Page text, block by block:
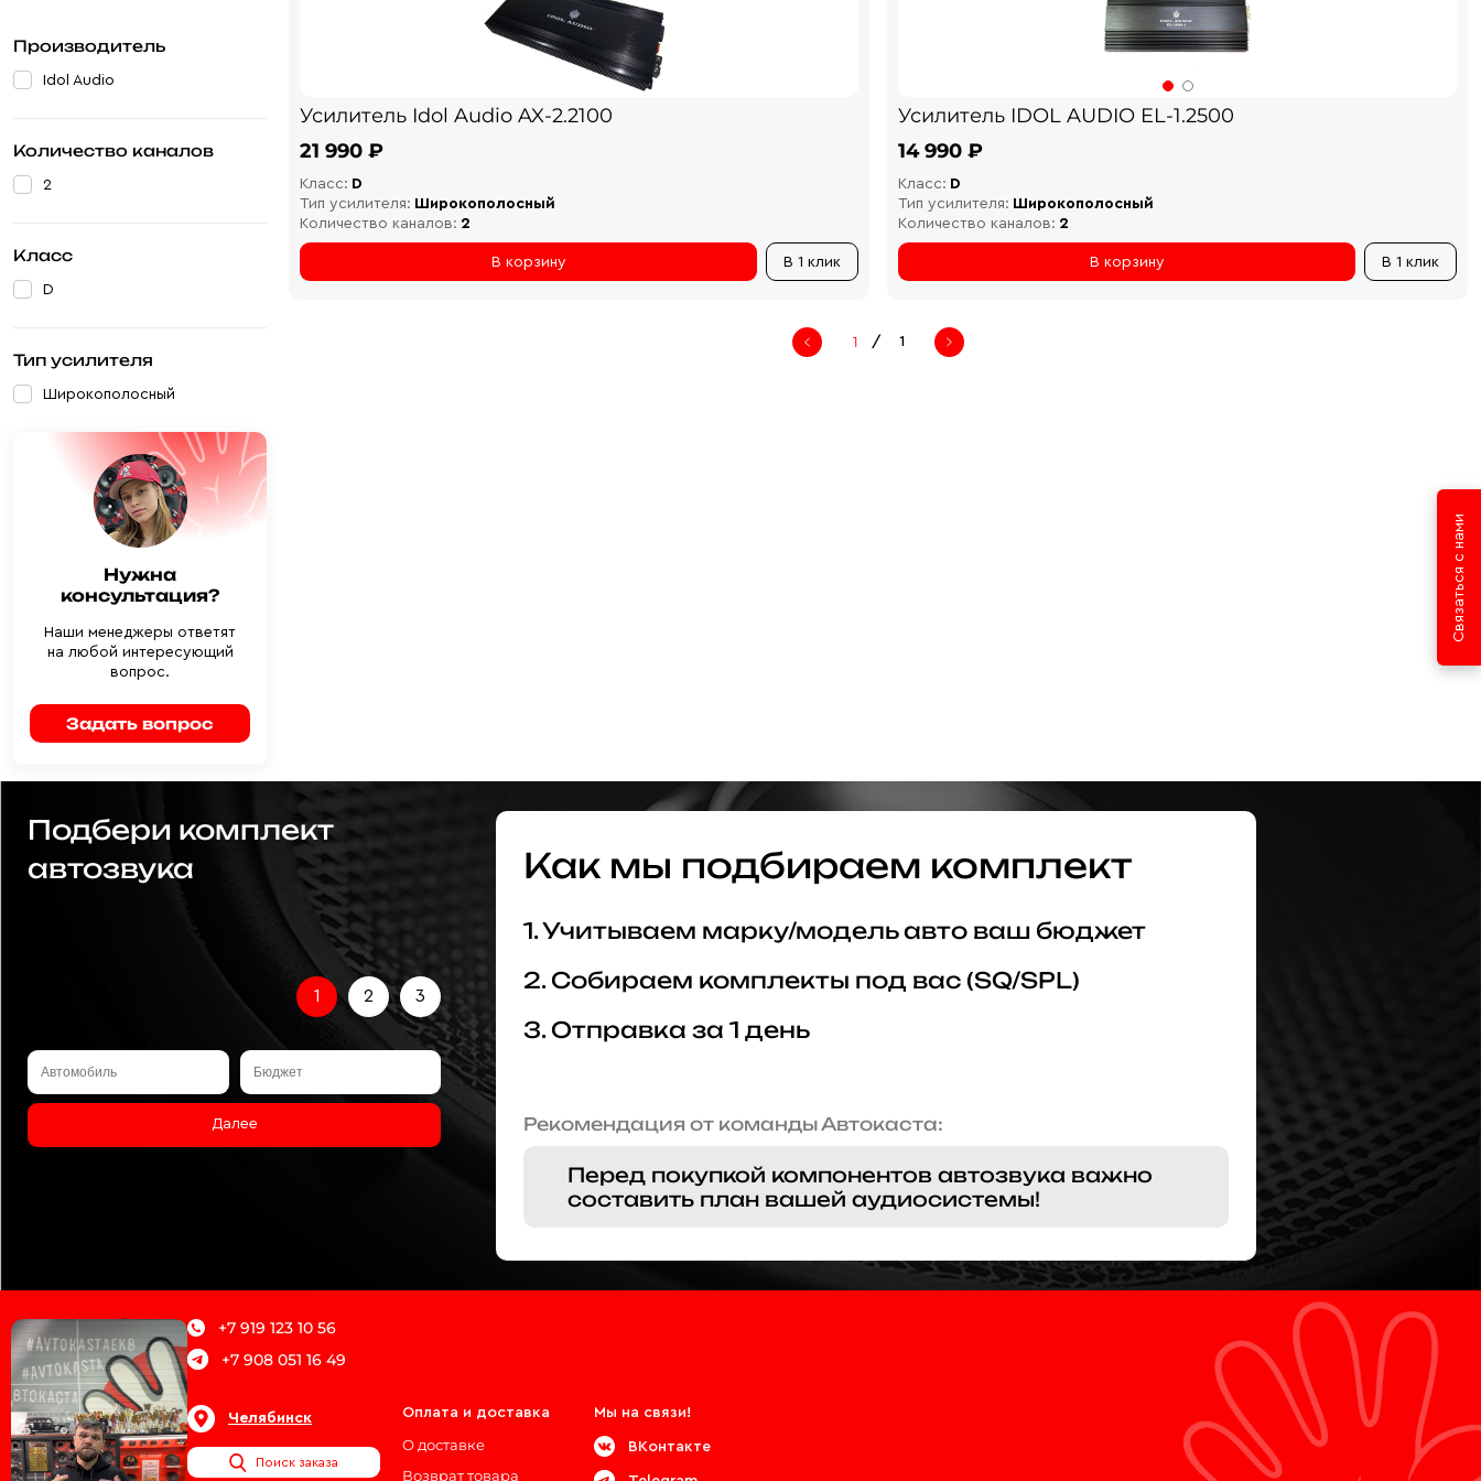
Производитель
Idol Audio
Количество каналов
2
Класс
D
Тип усилителя
Широкополосный
Нужна
консультация?
Наши менеджеры ответят
на любой интересующий
вопрос.
Задать вопрос
Усилитель Idol Audio AX-2.2100
21 990 ₽
Класс: D
Тип усилителя: Широкополосный
Количество каналов: 2
В 1 клик
В корзину
Усилитель IDOL AUDIO EL-1.2500
14 990 ₽
Класс: D
Тип усилителя: Широкополосный
Количество каналов: 2
В 1 клик
В корзину
/ 1
Подбери комплект
автозвука
1 2 3
Далее
Как мы подбираем комплект
1. Учитываем марку/модель авто ваш бюджет
2. Собираем комплекты под вас (SQ/SPL)
3. Отправка за 1 день
Рекомендация от команды Автокаста:
Перед покупкой компонентов автозвука важно
составить план вашей аудиосистемы!
+7 919 123 10 56
+7 908 051 16 49
Челябинск
Поиск заказа
О магазине
Блог
Наши сертификаты
Оплата и доставка
О доставке
Возврат товара
Мы на связи!
ВКонтакте
Связаться с нами